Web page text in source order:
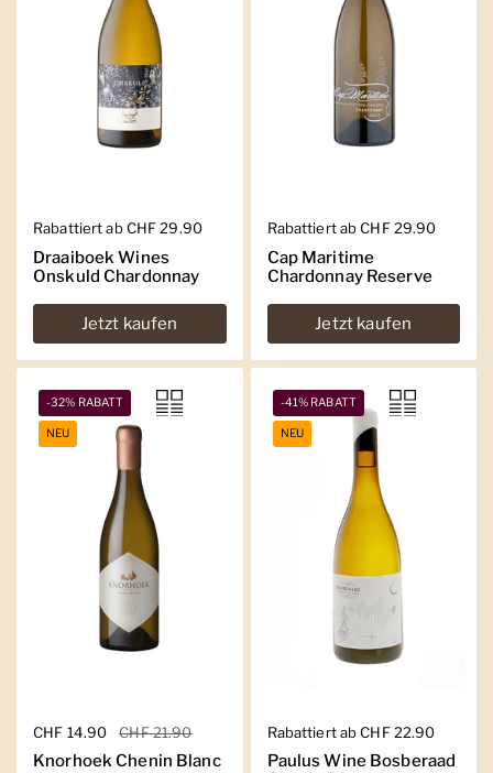
Regulärer Preis
Rabattiert ab CHF 29.90
Draaiboek Wines
Onskuld Chardonnay
Jetzt kaufen
Regulärer Preis
Rabattiert ab CHF 29.90
Cap Maritime
Chardonnay Reserve
Jetzt kaufen
Regulärer Preis
CHF 14.90 Sale-Preis
CHF 21.90
Knorhoek Chenin Blanc
-32% RABATT
NEU
Regulärer Preis
Rabattiert ab CHF 22.90
Paulus Wine Bosberaad
-41% RABATT
NEU